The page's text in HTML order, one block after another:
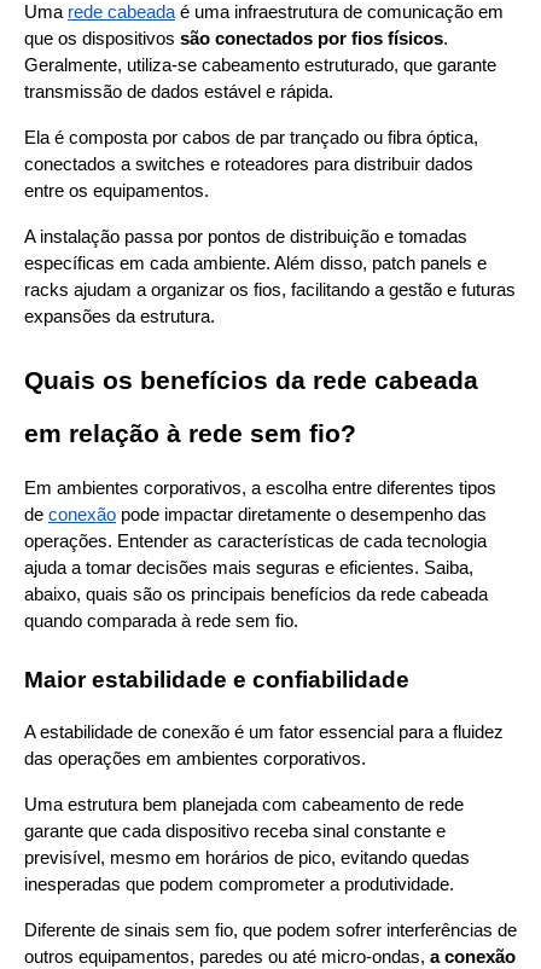
Uma rede cabeada é uma infraestrutura de comunicação em
que os dispositivos são conectados por fios físicos.
Geralmente, utiliza-se cabeamento estruturado, que garante
transmissão de dados estável e rápida.
Ela é composta por cabos de par trançado ou fibra óptica,
conectados a switches e roteadores para distribuir dados
entre os equipamentos.
A instalação passa por pontos de distribuição e tomadas
específicas em cada ambiente. Além disso, patch panels e
racks ajudam a organizar os fios, facilitando a gestão e futuras
expansões da estrutura.
Quais os benefícios da rede cabeada
em relação à rede sem fio?
Em ambientes corporativos, a escolha entre diferentes tipos
de conexão pode impactar diretamente o desempenho das
operações. Entender as características de cada tecnologia
ajuda a tomar decisões mais seguras e eficientes. Saiba,
abaixo, quais são os principais benefícios da rede cabeada
quando comparada à rede sem fio.
Maior estabilidade e confiabilidade
A estabilidade de conexão é um fator essencial para a fluidez
das operações em ambientes corporativos.
Uma estrutura bem planejada com cabeamento de rede
garante que cada dispositivo receba sinal constante e
previsível, mesmo em horários de pico, evitando quedas
inesperadas que podem comprometer a produtividade.
Diferente de sinais sem fio, que podem sofrer interferências de
outros equipamentos, paredes ou até micro-ondas, a conexão